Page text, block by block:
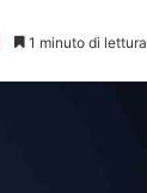
1 minuto di lettura